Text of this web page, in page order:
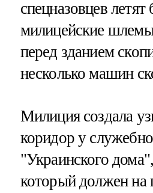
спецназовцев летят
милицейские
перед зданием
несколько машин
Милиция создала
коридор у
"Украинского
который должен на